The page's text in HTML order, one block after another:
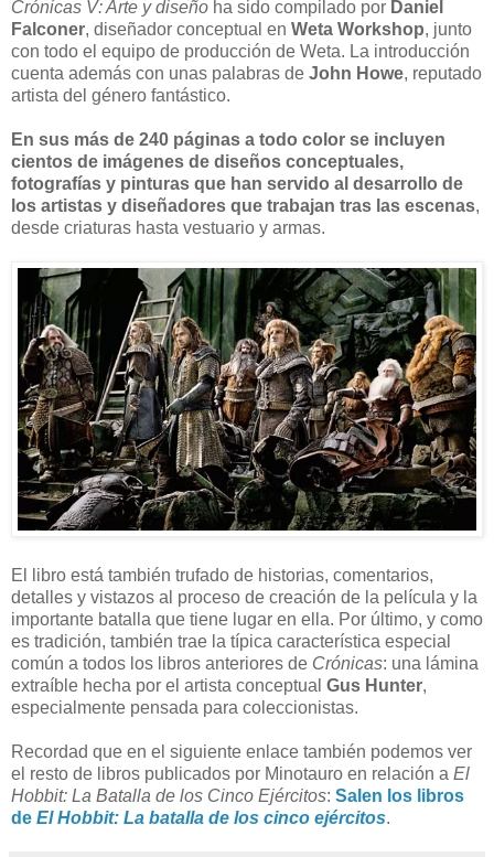
Crónicas V: Arte y diseño ha sido compilado por Daniel
Falconer, diseñador conceptual en Weta Workshop, junto
con todo el equipo de producción de Weta. La introducción
cuenta además con unas palabras de John Howe, reputado
artista del género fantástico.
En sus más de 240 páginas a todo color se incluyen
cientos de imágenes de diseños conceptuales,
fotografías y pinturas que han servido al desarrollo de
los artistas y diseñadores que trabajan tras las escenas,
desde criaturas hasta vestuario y armas.
El libro está también trufado de historias, comentarios,
detalles y vistazos al proceso de creación de la película y la
importante batalla que tiene lugar en ella. Por último, y como
es tradición, también trae la típica característica especial
común a todos los libros anteriores de Crónicas: una lámina
extraíble hecha por el artista conceptual Gus Hunter,
especialmente pensada para coleccionistas.
Recordad que en el siguiente enlace también podemos ver
el resto de libros publicados por Minotauro en relación a El
Hobbit: La Batalla de los Cinco Ejércitos: Salen los libros
de El Hobbit: La batalla de los cinco ejércitos.